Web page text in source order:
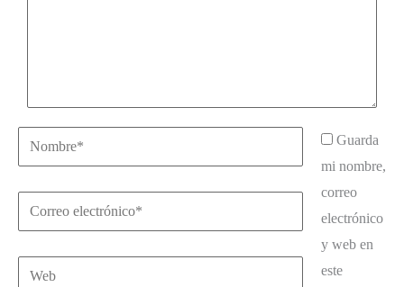
Nombre*
Correo
electrónico*
Web
Guarda
mi nombre,
correo
electrónico
y web en
este